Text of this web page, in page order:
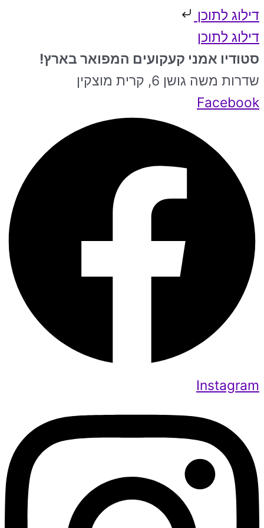
דילוג לתוכן
דילוג לתוכן
סטודיו אמני קעקועים המפואר בארץ!
שדרות משה גושן 6, קרית מוצקין
Facebook
Instagram